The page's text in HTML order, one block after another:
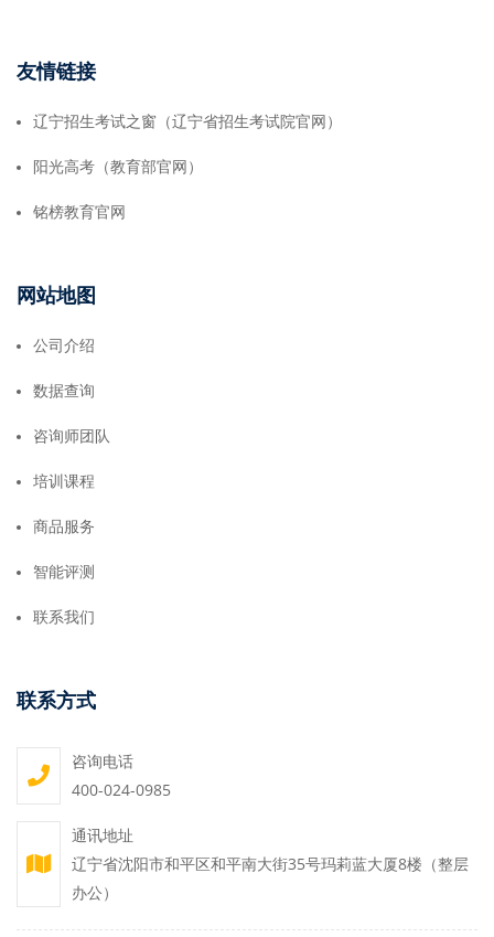
友情链接
辽宁招生考试之窗（辽宁省招生考试院官网）
阳光高考（教育部官网）
铭榜教育官网
网站地图
公司介绍
数据查询
咨询师团队
培训课程
商品服务
智能评测
联系我们
联系方式
咨询电话
400-024-0985
通讯地址
辽宁省沈阳市和平区和平南大街35号玛莉蓝大厦8楼（整层
办公）